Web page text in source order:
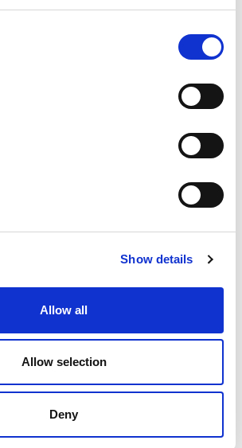
Show details
Allow all
Allow selection
Deny
Entgratungslösungen vorzustellen, die
Hone können Sie erstklassige
abrassive Fließbearbeitung, die
an derIWA Outdoor Classics 2025
wie elektrochemisches Rifling, statisch